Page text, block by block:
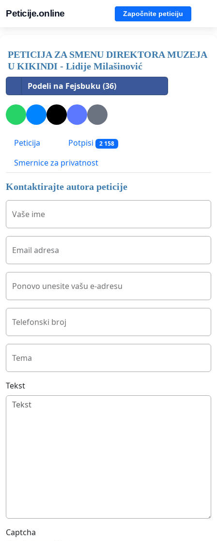
Peticije.online Započnite peticiju
PETICIJA ZA SMENU DIREKTORA MUZEJA
U KIKINDI - Lidije Milašinović
Podeli na Fejsbuku (36)
Peticija Potpisi 2 158
Smernice za privatnost
Kontaktirajte autora peticije
Vaše ime
Email adresa
Ponovo unesite vašu e-adresu
Telefonski broj
Tema
Tekst
Captcha